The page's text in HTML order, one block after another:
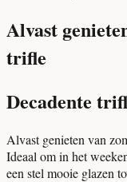
Alvast
trifle
Decadente
Alvast genieten van
Ideaal om in het
een stel mooie glazen